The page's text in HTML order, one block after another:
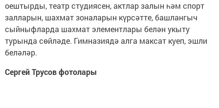
оештырды, театр студиясен, актлар залын һәм спорт
залларын, шахмат зоналарын күрсәтте, башлангыч
сыйныфларда шахмат элементлары белән укыту
турында сөйләде. Гимназиядә алга максат куеп, эшли
беләләр.
Сергей Трусов фотолары